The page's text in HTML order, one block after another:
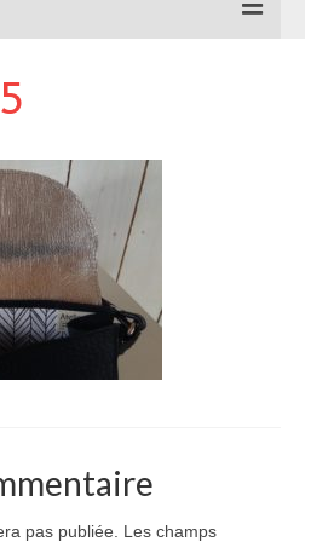
pas publiée.
Les champs